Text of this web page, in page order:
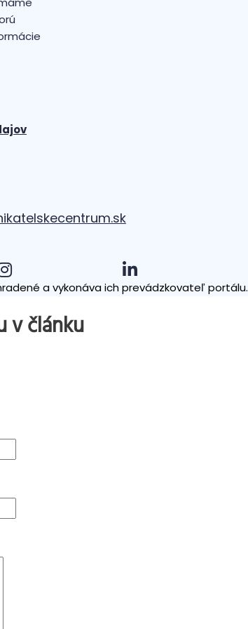
a vykonáva ich prevádzkovateľ portálu.
v článku